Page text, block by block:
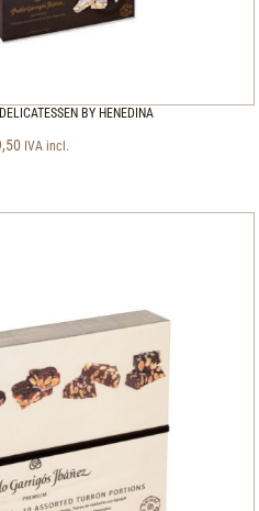
BY HENEDINA
IVA incl.